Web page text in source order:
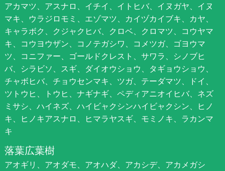
アカマツ、アスナロ、イチイ、イトヒバ、イヌガヤ、イヌ
マキ、ウラジロモミ、エゾマツ、カイヅカイブキ、カヤ、
キャラボク、クジャクヒバ、クロベ、クロマツ、コウヤマ
キ、コウヨウザン、コノテガシワ、コメツガ、ゴヨウマ
ツ、コニファー、ゴールドクレスト、サワラ、シノブヒ
バ、シラビソ、スギ、ダイオウショウ、タギョウショウ、
チャボヒバ、チョウセンマキ、ツガ、テーダマツ、ドイ、
ツトウヒ、トウヒ、ナギナギ、ペディアニオイヒバ、ネズ
ミサシ、ハイネズ、ハイビャクシンハイビャクシン、ヒノ
キ、ヒノキアスナロ、ヒマラヤスギ、モミノキ、ラカンマ
キ
落葉広葉樹
アオギリ、アオダモ、アオハダ、アカシデ、アカメガシ